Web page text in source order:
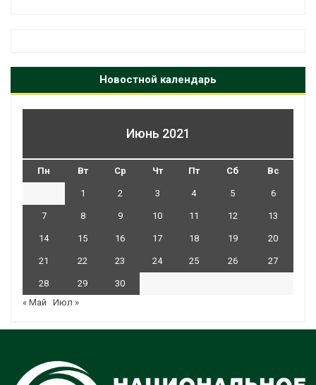
Новостной календарь
Июнь 2021
Пн Вт Ср Чт Пт Сб Вс
1 2 3 4 5 6
7 8 9 10 11 12 13
14 15 16 17 18 19 20
21 22 23 24 25 26 27
28 29
30
« Май
Июл »